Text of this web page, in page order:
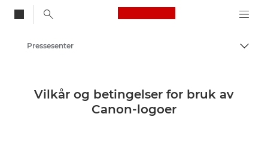
Canon Logo, back
Pressesenter
Vilkår og betingelser for bruk av
Canon-logoer